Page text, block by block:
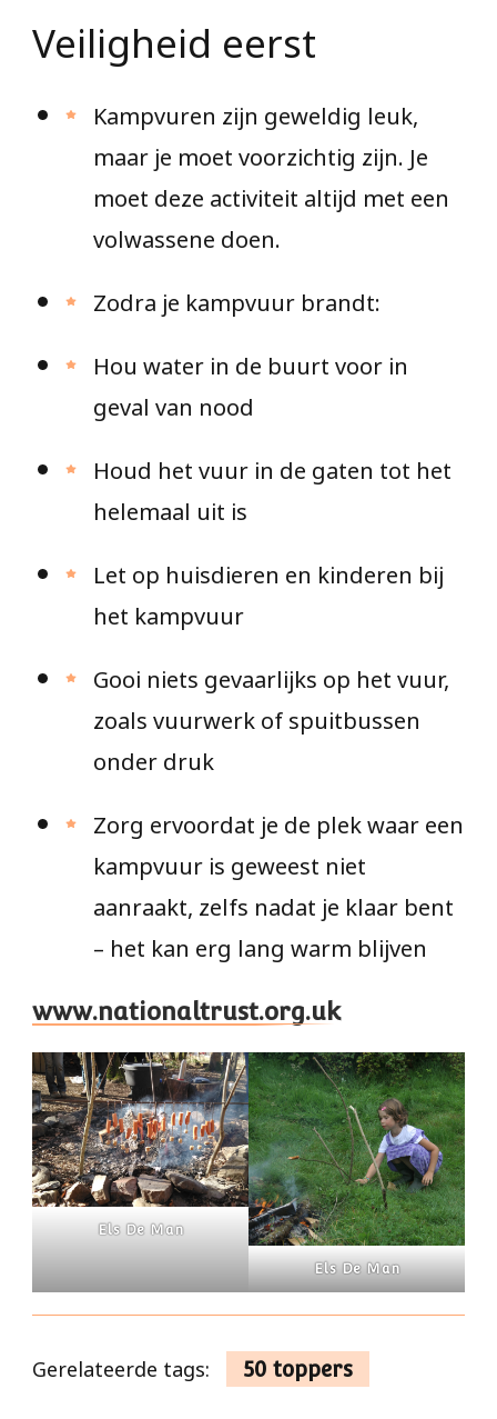
Veiligheid eerst
Kampvuren zijn geweldig leuk,
maar je moet voorzichtig zijn. Je
moet deze activiteit altijd met een
volwassene doen.
Zodra je kampvuur brandt:
Hou water in de buurt voor in
geval van nood
Houd het vuur in de gaten tot het
helemaal uit is
Let op huisdieren en kinderen bij
het kampvuur
Gooi niets gevaarlijks op het vuur,
zoals vuurwerk of spuitbussen
onder druk
Zorg ervoordat je de plek waar een
kampvuur is geweest niet
aanraakt, zelfs nadat je klaar bent
– het kan erg lang warm blijven
www.nationaltrust.org.uk
Els De Man
Els De Man
Gerelateerde tags: 50 toppers